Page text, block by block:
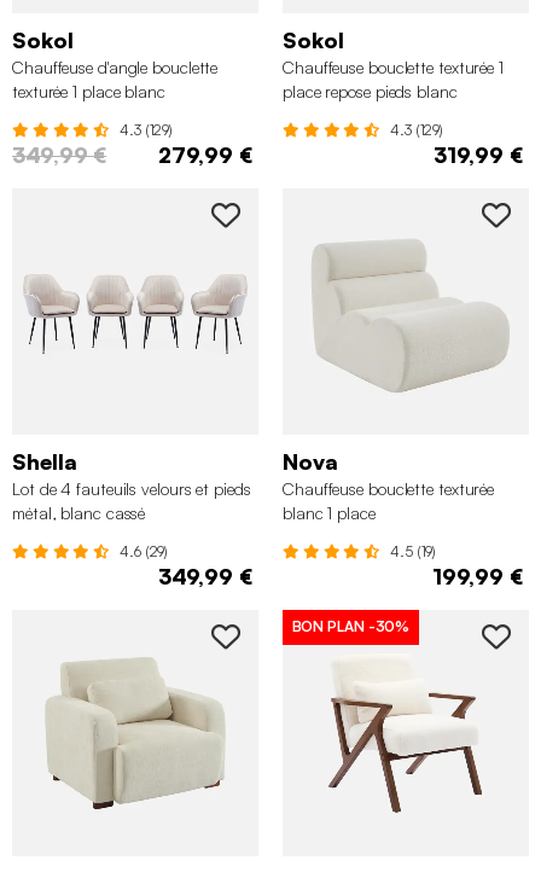
Sokol
Chauffeuse d'angle bouclette
texturée 1 place blanc
4.3 (129)
349,99 € 279,99 €
Sokol
Chauffeuse bouclette texturée 1
place repose pieds blanc
4.3 (129)
319,99 €
Shella
Lot de 4 fauteuils velours et pieds
métal, blanc cassé
4.6 (29)
349,99 €
Nova
Chauffeuse bouclette texturée
blanc 1 place
4.5 (19)
199,99 €
BON PLAN -30%